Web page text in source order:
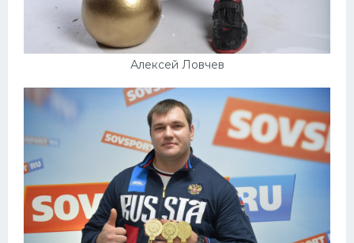
Алексей Ловчев
Интерьер квартиры